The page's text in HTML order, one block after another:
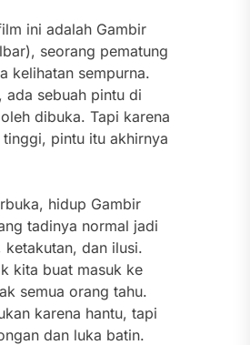
ini adalah Gambir
seorang pematung
kelihatan sempurna.
ada sebuah pintu di
dibuka. Tapi karena
pintu itu akhirnya
hidup Gambir
tadinya normal jadi
ketakutan, dan ilusi.
kita buat masuk ke
semua orang tahu.
karena hantu, tapi
dan luka batin.